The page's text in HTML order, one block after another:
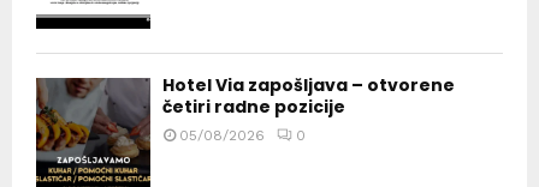
Hotel Via zapošljava – otvorene
četiri radne pozicije
05/08/2026 0